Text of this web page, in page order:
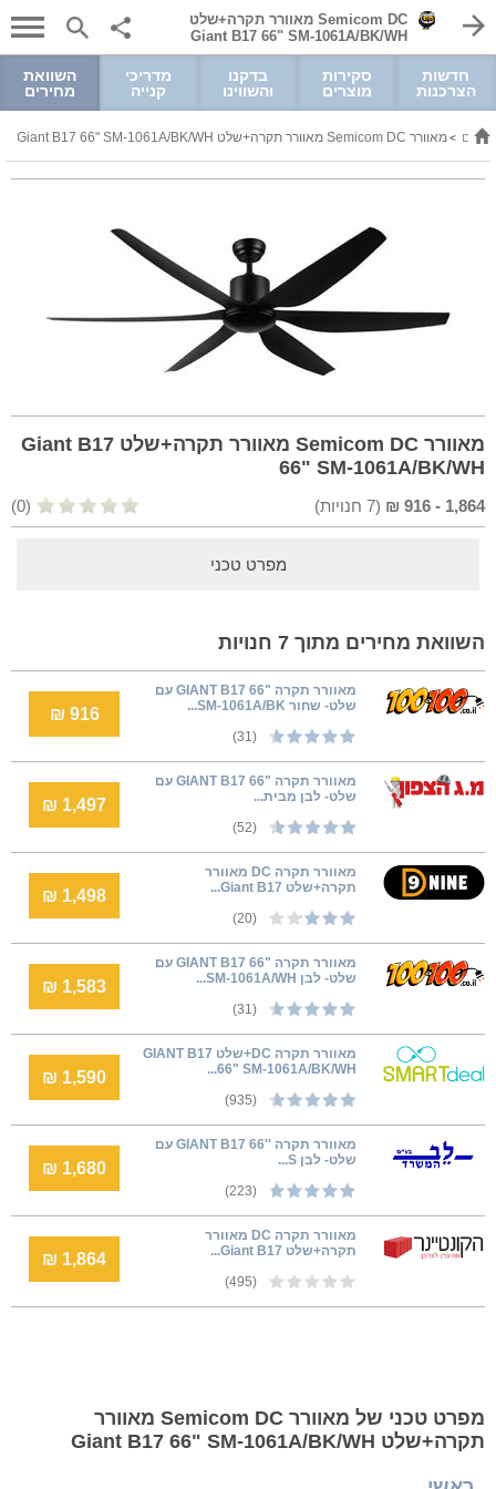
Semicom DC מאוורר תקרה+שלט
Giant B17 66" SM-1061A/BK/WH
חדשות
הצרכנות
סקירות
מוצרים
בדקנו
והשווינו
מדריכי
קנייה
השוואת
מחירים
>מאוורר Semicom DC מאוורר תקרה+שלט Giant B17 66" SM-1061A/BK/WH
מאוורר Semicom DC מאוורר תקרה+שלט Giant B17
66" SM-1061A/BK/WH
1,864
-
916
₪
(
7 חנויות) (0)
מפרט טכני
השוואת מחירים מתוך 7 חנויות
מאוורר תקרה "GIANT B17 66 עם
שלט- שחור SM-1061A/BK...
(31)
916 ₪
מאוורר תקרה "GIANT B17 66 עם
שלט- לבן מבית...
(52)
1,497 ₪
‏מאוורר תקרה DC מאוורר
תקרה+‎שלט Giant B17...
(20)
1,498 ₪
מאוורר תקרה "GIANT B17 66 עם
שלט- לבן SM-1061A/WH...
(31)
1,583 ₪
‏מאוורר תקרהDC ‎+שלט GIANT B17
66" SM-1061A/BK/WH...
(935)
1,590 ₪
מאוורר תקרה ''GIANT B17 66 עם
שלט- לבן S...
(223)
1,680 ₪
מאוורר תקרה DC מאוורר
תקרה+שלט Giant B17...
(495)
1,864 ₪
מפרט טכני של מאוורר Semicom DC מאוורר
תקרה+שלט Giant B17 66" SM-1061A/BK/WH